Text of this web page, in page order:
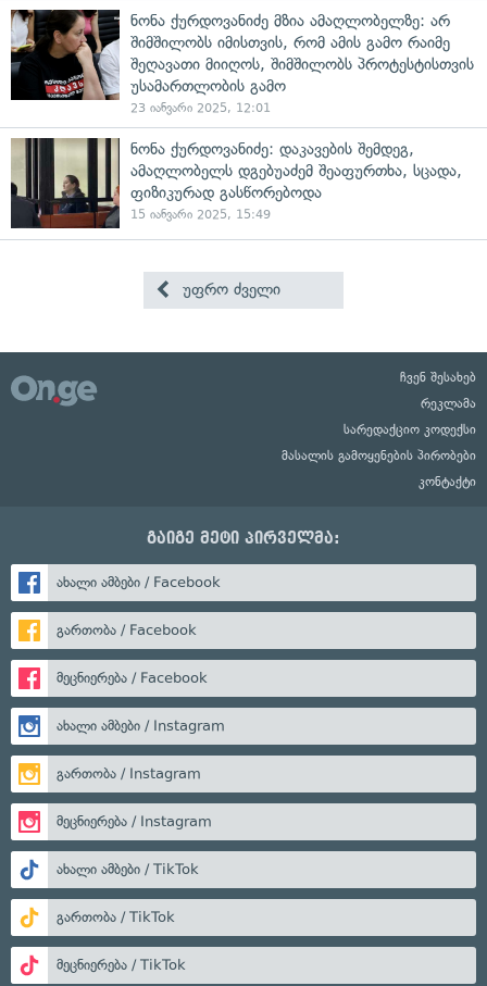
ნონა ქურდოვანიძე მზია ამაღლობელზე: არ
შიმშილობს იმისთვის, რომ ამის გამო რაიმე
შეღავათი მიიღოს, შიმშილობს პროტესტისთვის
უსამართლობის გამო
23 იანვარი 2025, 12:01
ნონა ქურდოვანიძე: დაკავების შემდეგ,
ამაღლობელს დგებუაძემ შეაფურთხა, სცადა,
ფიზიკურად გასწორებოდა
15 იანვარი 2025, 15:49
უფრო ძველი
ჩვენ შესახებ
რეკლამა
სარედაქციო კოდექსი
მასალის გამოყენების პირობები
კონტაქტი
გაიგე მეტი პირველმა:
ახალი ამბები / Facebook
გართობა / Facebook
მეცნიერება / Facebook
ახალი ამბები / Instagram
გართობა / Instagram
მეცნიერება / Instagram
ახალი ამბები / TikTok
გართობა / TikTok
მეცნიერება / TikTok